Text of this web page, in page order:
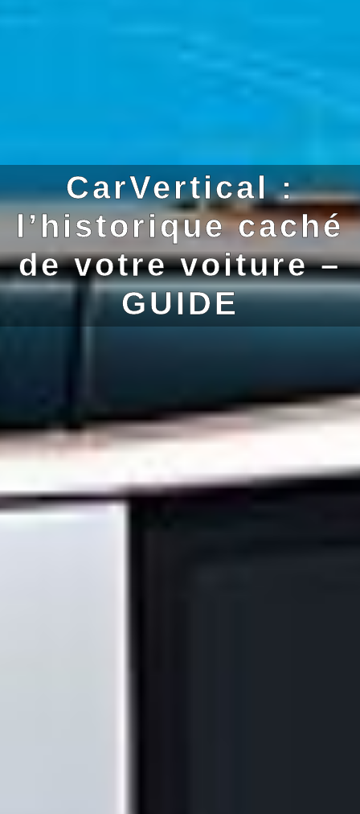
CarVertical :
l’historique caché
de votre voiture –
GUIDE